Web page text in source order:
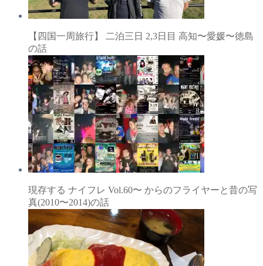
【四国一周旅行】 二泊三日 2,3日目 高知〜愛媛〜徳島
の話
現存する ナイフレ Vol.60〜 からのフライヤーと昔の写
真(2010〜2014)の話